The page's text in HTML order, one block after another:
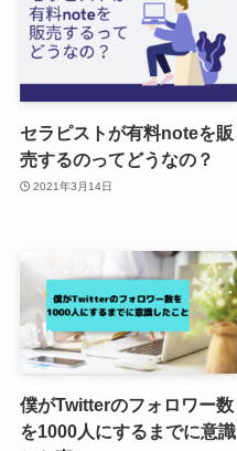
セラピストが有料noteを販
売するのってどうなの？
2021年3月14日
僕がTwitterのフォロワー数
を1000人にするまでに意識